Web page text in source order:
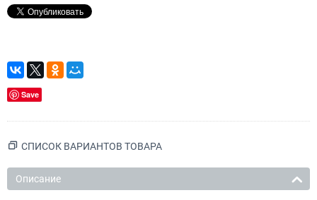
Save
СПИСОК ВАРИАНТОВ ТОВАРА
Описание